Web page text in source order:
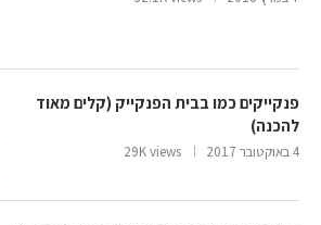
פנקייקים כמו בבית הפנקייק (קלים מאוד
להכנה)
4 באוקטובר 2017 29K views